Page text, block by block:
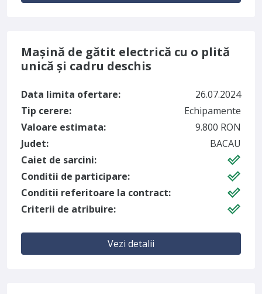
Mașină de gătit electrică cu o plită
unică și cadru deschis
Data limita ofertare:
26.07.2024
Tip cerere:
Echipamente
Valoare estimata:
9.800 RON
Judet:
BACAU
Caiet de sarcini:
Conditii de participare:
Conditii referitoare la contract:
Criterii de atribuire:
Vezi detalii